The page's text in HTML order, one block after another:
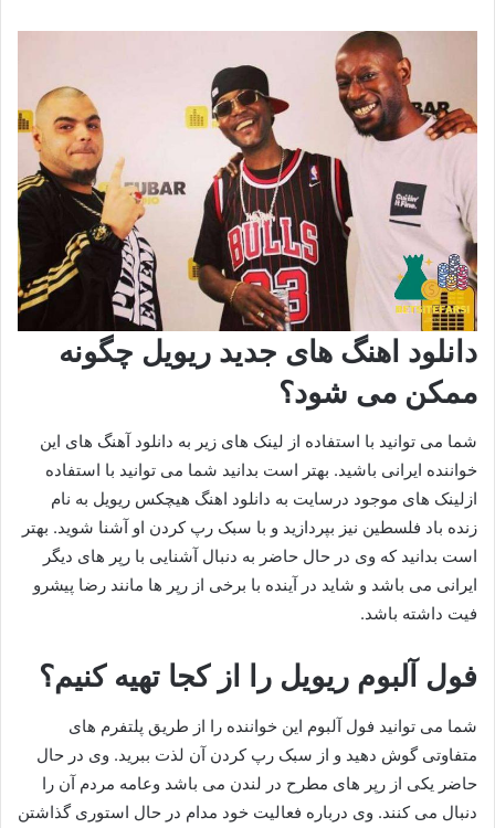
دانلود اهنگ های جدید ریویل چگونه
ممکن می شود؟
شما می توانید با استفاده از لینک های زیر به دانلود آهنگ های این
خواننده ایرانی باشید. بهتر است بدانید شما می توانید با استفاده
ازلینک های موجود درسایت به دانلود اهنگ هیچکس ریویل به نام
زنده باد فلسطین نیز بپردازید و با سبک رپ کردن او آشنا شوید. بهتر
است بدانید که وی در حال حاضر به دنبال آشنایی با رپر های دیگر
ایرانی می باشد و شاید در آینده با برخی از رپر ها مانند رضا پیشرو
فیت داشته باشد.
فول آلبوم ریویل را از کجا تهیه کنیم؟
شما می توانید فول آلبوم این خواننده را از طریق پلتفرم های
متفاوتی گوش دهید و از سبک رپ کردن آن لذت ببرید. وی در حال
حاضر یکی از رپر های مطرح در لندن می باشد وعامه مردم آن را
دنبال می کنند. وی درباره فعالیت خود مدام در حال استوری گذاشتن